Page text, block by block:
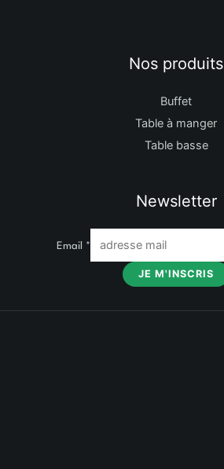
Nos produits
Buffet
Table à manger
Table basse
Newsletter
Email *
JE M'INSCRIS